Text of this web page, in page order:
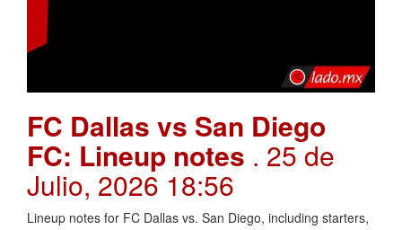
FC Dallas vs San Diego
FC: Lineup notes . 25 de
Julio, 2026 18:56
Lineup notes for FC Dallas vs. San Diego, including starters,